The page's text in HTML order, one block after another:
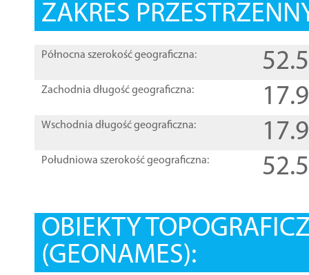
ZAKRES
Północna szerokość geograficzna:
Zachodnia długość geograficzna:
Wschodnia długość geograficzna:
Południowa szerokość geograficzna:
OBIEKTY
(GEONAMES):